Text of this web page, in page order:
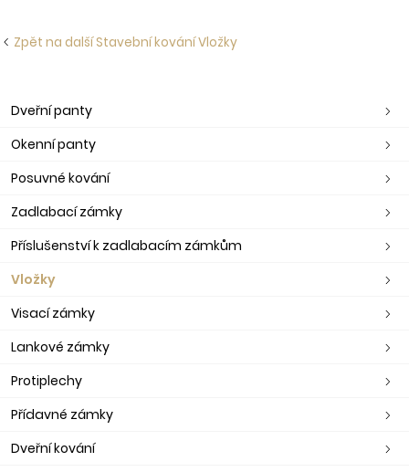
Zpět na další Stavební kování Vložky
Dveřní panty
Okenní panty
Posuvné kování
Zadlabací zámky
Příslušenství k zadlabacím zámkům
Vložky
Visací zámky
Lankové zámky
Protiplechy
Přídavné zámky
Dveřní kování